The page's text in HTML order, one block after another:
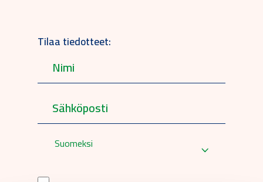
Tilaa tiedotteet:
Suomeksi